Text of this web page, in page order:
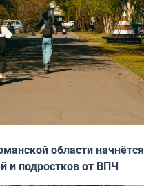
области начнётся
и подростков от ВПЧ